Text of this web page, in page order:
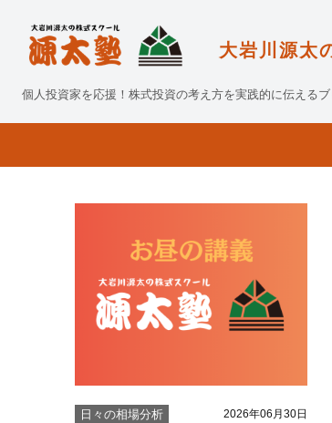
大岩川源太
個人投資家を応援！株式投資の考え方を実践的に伝える
日々の相場分析 2026年06月30日